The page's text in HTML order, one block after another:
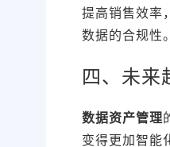
提高销售效率
数据的合规性。
四、未来
数据资产管理
变得更加智能